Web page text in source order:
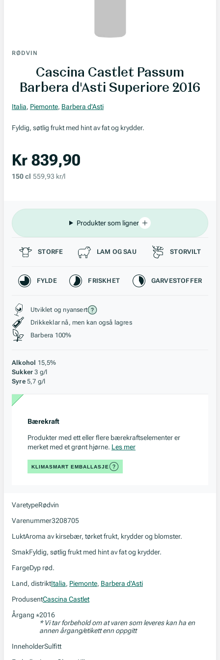
RØDVIN
Cascina Castlet Passum
Barbera d'Asti Superiore 2016
Italia, Piemonte, Barbera d'Asti
Fyldig, søtlig frukt med hint av fat og krydder.
Kr 839,90
150 cl 559,93 kr/l
Produkter som ligner
Passer til
STORFE LAM OG SAU STORVILT
Karakteristikk
FYLDE FRISKHET GARVESTOFFER
Stil, lagring og råstoff
Utviklet og nyansert
Drikkeklar nå, men kan også lagres
Barbera 100%
Alkohol 15,5%
Sukker 3 g/l
Syre 5,7 g/l
Bærekraft
Produkter med ett eller flere bærekraftselementer er
merket med et grønt hjørne. Les mer
KLIMASMART EMBALLASJE
VaretypeRødvin
Varenummer3208705
LuktAroma av kirsebær, tørket frukt, krydder og blomster.
SmakFyldig, søtlig frukt med hint av fat og krydder.
FargeDyp rød.
Land, distriktItalia, Piemonte, Barbera d'Asti
ProdusentCascina Castlet
Årgang *2016
* Vi tar forbehold om at varen som leveres kan ha en
annen årgang/etikett enn oppgitt
InneholderSulfitt